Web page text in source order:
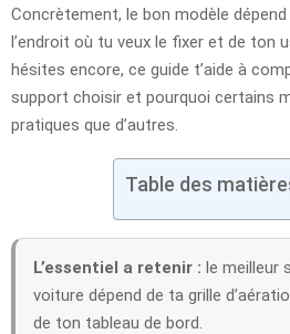
Concrètement, le bon modèle
l’endroit où tu veux le fixer et de ton
hésites encore, ce guide t’aide à
support choisir et pourquoi certains
pratiques que d’autres.
Table des
L’essentiel a retenir : le meilleur
voiture dépend de ta grille
de ton tableau de bord.